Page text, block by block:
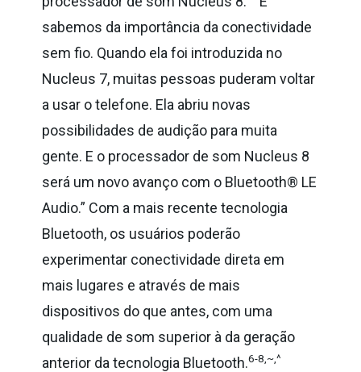
sabemos da importância da conectividade
sem fio. Quando ela foi introduzida no
Nucleus 7, muitas pessoas puderam voltar
a usar o telefone. Ela abriu novas
possibilidades de audição para muita
gente. E o processador de som Nucleus 8
será um novo avanço com o Bluetooth® LE
Audio.” Com a mais recente tecnologia
Bluetooth, os usuários poderão
experimentar conectividade direta em
mais lugares e através de mais
dispositivos do que antes, com uma
qualidade de som superior à da geração
anterior da tecnologia Bluetooth.6-8,~,^